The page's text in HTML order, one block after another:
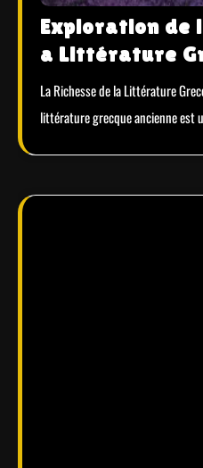
Exploration de
a Littérature
La Richesse de la Littérature
littérature grecque ancienne est